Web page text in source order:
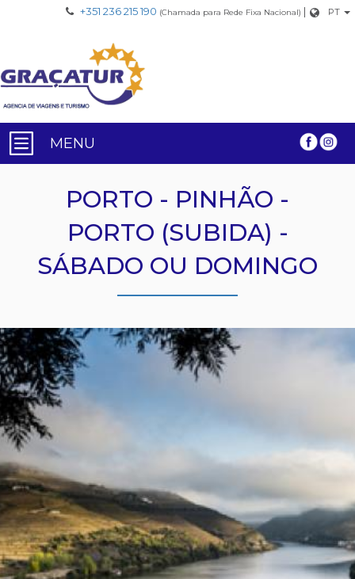
+351 236 215 190 (Chamada para Rede Fixa Nacional) | PT
MENU
PORTO - PINHÃO -
PORTO (SUBIDA) -
SÁBADO OU DOMINGO